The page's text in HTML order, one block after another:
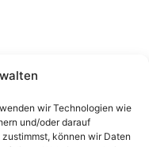
wir Technologien wie
und/oder darauf
können wir Daten